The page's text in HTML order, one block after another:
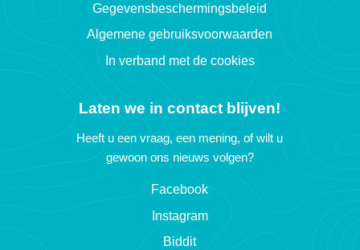
Gegevensbeschermingsbeleid
Algemene gebruiksvoorwaarden
In verband met de cookies
Laten we in contact blijven!
Heeft u een vraag, een mening, of wilt u
gewoon ons nieuws volgen?
Facebook
Instagram
Biddit